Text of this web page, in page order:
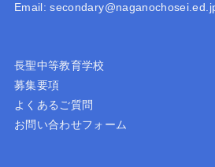
Email:
長聖中等教育学校
募集要項
よくあるご質問
お問い合わせフォーム